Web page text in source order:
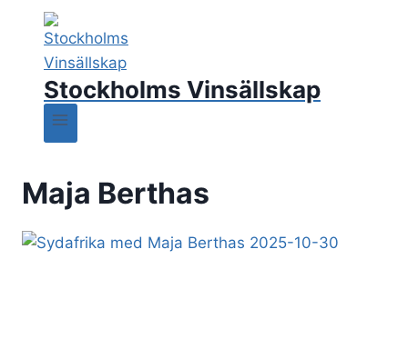
Stockholms Vinsällskap
Maja Berthas